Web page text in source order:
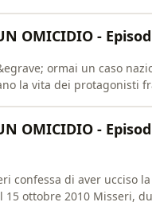
OMICIDIO -
ormai un caso
la vita dei protagonisti
OMICIDIO -
confessa di aver ucciso
ottobre 2010 Misseri,